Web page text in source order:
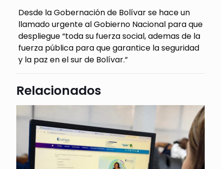
Desde la Gobernación de Bolívar se hace un
llamado urgente al Gobierno Nacional para que
despliegue “toda su fuerza social, ademas de la
fuerza pública para que garantice la seguridad
y la paz en el sur de Bolívar.”
Relacionados